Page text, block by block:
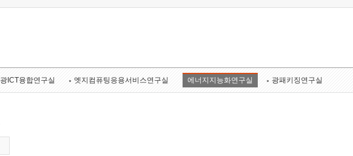
기획본부
광ICT융합연구실 엣지컴퓨팅응용서비스연구실 에너지지능화연구실 광패키징연구실